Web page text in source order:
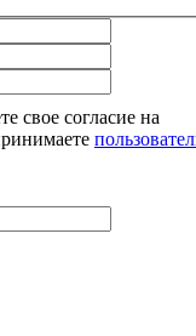
свое согласие на